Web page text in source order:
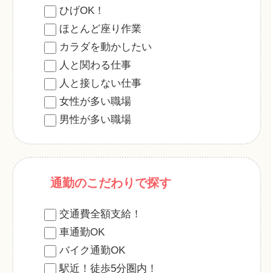
ひげOK！
ほとんど座り作業
カラダを動かしたい
人と関わる仕事
人と接しない仕事
女性が多い職場
男性が多い職場
通勤のこだわりで探す
交通費全額支給！
車通勤OK
バイク通勤OK
駅近！徒歩5分圏内！